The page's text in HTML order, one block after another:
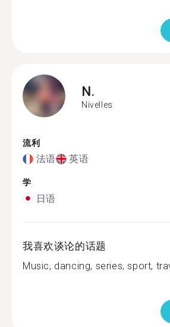
N.
Nivelles
流利
法语 英语
学
日语
我喜欢谈论的话题
Music, dancing, series, sport,